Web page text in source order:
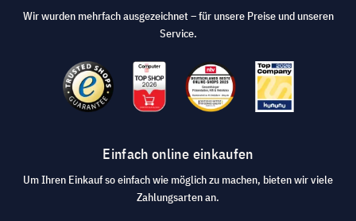
Wir wurden mehrfach ausgezeichnet – für unsere Preise und unseren
Service.
Einfach online einkaufen
Um Ihren Einkauf so einfach wie möglich zu machen, bieten wir viele
Zahlungsarten an.